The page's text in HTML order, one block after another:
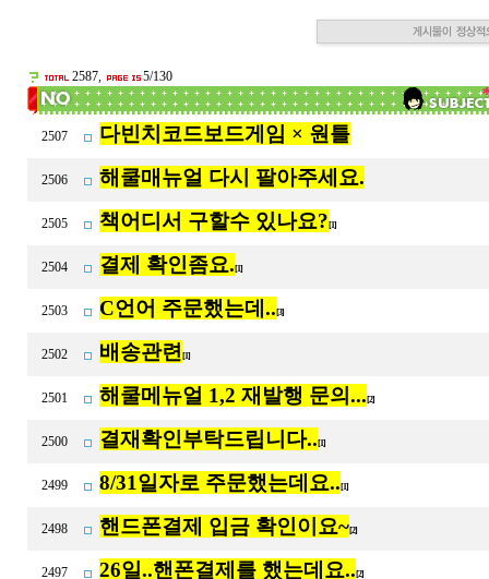
2587, 5/130
2507 다빈치코드보드게임 × 원틀
2506 해쿨매뉴얼 다시 팔아주세요.
2505 책어디서 구할수 있나요? [1]
2504 결제 확인좀요. [1]
2503 C언어 주문했는데.. [3]
2502 배송관련 [1]
2501 해쿨메뉴얼 1,2 재발행 문의... [2]
2500 결재확인부탁드립니다.. [1]
2499 8/31일자로 주문했는데요.. [1]
2498 핸드폰결제 입금 확인이요~[2]
2497 26일..핸폰결제를 했는데요.. [2]